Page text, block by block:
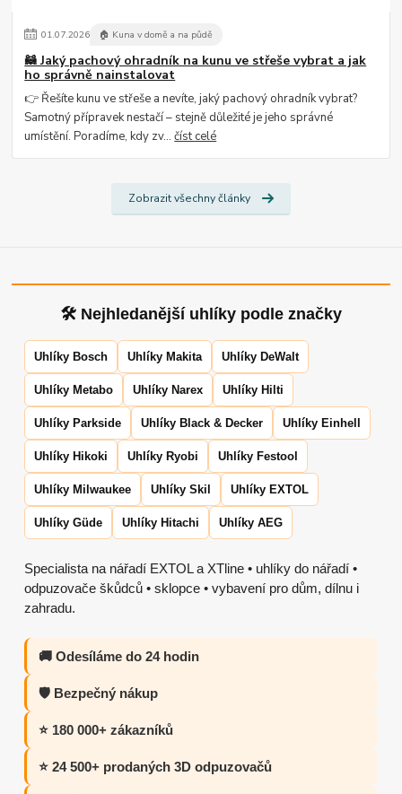
01.07.2026 🏠 Kuna v domě a na půdě
🦝 Jaký pachový ohradník na kunu ve střeše vybrat a jak
ho správně nainstalovat
👉 Řešíte kunu ve střeše a nevíte, jaký pachový ohradník vybrat?
Samotný přípravek nestačí – stejně důležité je jeho správné
umístění. Poradíme, kdy zv...číst celé
Zobrazit všechny články
🛠 Nejhledanější uhlíky podle značky
Uhlíky Bosch Uhlíky Makita Uhlíky DeWalt
Uhlíky Metabo Uhlíky Narex Uhlíky Hilti
Uhlíky Parkside Uhlíky Black & Decker Uhlíky Einhell
Uhlíky Hikoki Uhlíky Ryobi Uhlíky Festool
Uhlíky Milwaukee Uhlíky Skil Uhlíky EXTOL
Uhlíky Güde Uhlíky Hitachi Uhlíky AEG
Specialista na nářadí EXTOL a XTline • uhlíky do nářadí •
odpuzovače škůdců • sklopce • vybavení pro dům, dílnu i
zahradu.
🚚 Odesíláme do 24 hodin
🛡️ Bezpečný nákup
⭐ 180 000+ zákazníků
⭐ 24 500+ prodaných 3D odpuzovačů